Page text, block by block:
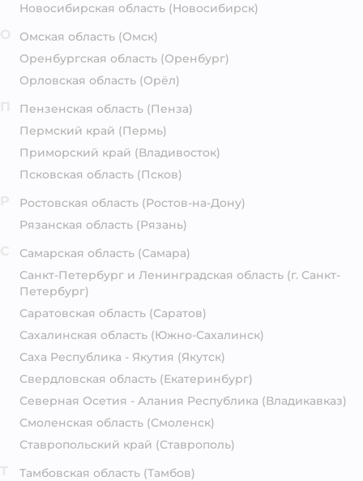
Новосибирская область (Новосибирск)
Омская область (Омск)
Оренбургская область (Оренбург)
Орловская область (Орёл)
Пензенская область (Пенза)
Пермский край (Пермь)
Приморский край (Владивосток)
Псковская область (Псков)
Ростовская область (Ростов-на-Дону)
Рязанская область (Рязань)
Самарская область (Самара)
Санкт-Петербург и Ленинградская область (г. Санкт-
Петербург)
Саратовская область (Саратов)
Сахалинская область (Южно-Сахалинск)
Саха Республика - Якутия (Якутск)
Свердловская область (Екатеринбург)
Северная Осетия - Алания Республика (Владикавказ)
Смоленская область (Смоленск)
Ставропольский край (Ставрополь)
Тамбовская область (Тамбов)